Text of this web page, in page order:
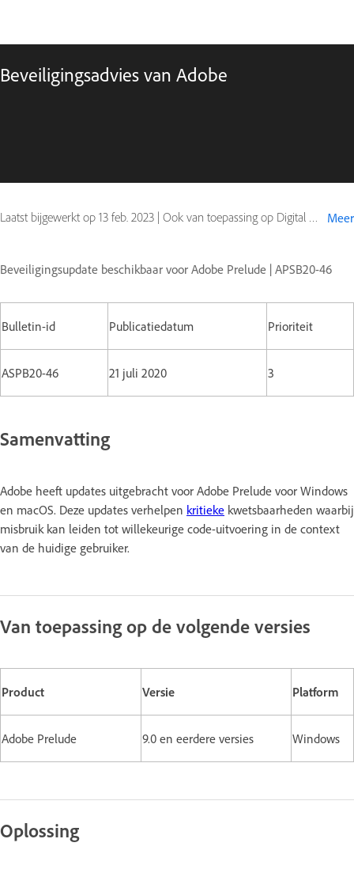
Beveiligingsadvies van Adobe
Laatst bijgewerkt op 13 feb. 2023 | Ook van toepassing op Digital Editions Meer
Beveiligingsupdate beschikbaar voor Adobe Prelude | APSB20-46
Bulletin-id Publicatiedatum Prioriteit
ASPB20-46 21 juli 2020 3
Samenvatting
Adobe heeft updates uitgebracht voor Adobe Prelude voor Windows
en macOS. Deze updates verhelpen kritieke kwetsbaarheden waarbij
misbruik kan leiden tot willekeurige code-uitvoering in de context
van de huidige gebruiker.
Van toepassing op de volgende versies
Product Versie Platform
Adobe Prelude 9.0 en eerdere versies Windows
Oplossing